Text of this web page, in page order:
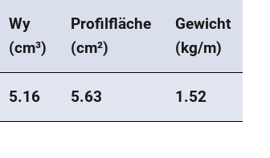
Wy
(cm³)
Profilfläche
(cm²)
Gewicht
(kg/m)
5.16 5.63 1.52